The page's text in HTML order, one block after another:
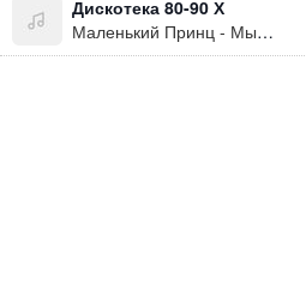
Дискотека 80-90 Х
Маленький Принц - Мы Встретимся Снова